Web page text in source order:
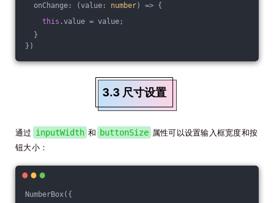
onChange:
(value: number) => {
this .value = value;
}
})
3.3 尺寸设置
通过 inputWidth 和 buttonSize 属性可以设置输入框宽度和按
钮大小：
NumberBox({